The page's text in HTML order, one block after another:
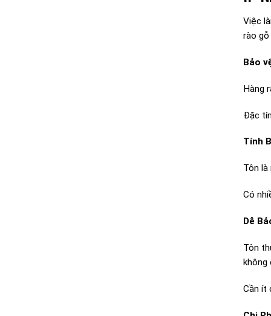
Việc
rào
Bảo
Hàng
Đặc
Tính
Tôn
Có
Dễ
Tôn
không
Cần ít